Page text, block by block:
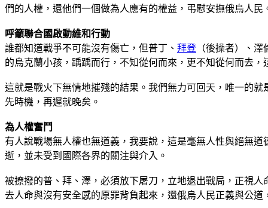
們的人權，還他們一個做為人應有的權益，弔慰安撫俄烏人
呼籲聯合國啟動維和行動
誰都知道戰爭不可能沒有傷亡，但普丁、 拜登 （後操者）、
的烏克蘭小孩，踽踽而行，不知從何而來，更不知從何而去
這就是戰火下無情地摧殘的結果。我們無力可回天，唯一的
先時機，再遲就晚矣。
為人權奮鬥
有人說戰場無人權也無道義，我要說，這是毫無人性與絕無
逝，並未受到國際各界的關注與介入。
被撩撥的普、拜、澤，必須放下屠刀，立地退出戰局，正視
去人命與沒有安全感的原罪背負起來，還俄烏人民正義與公